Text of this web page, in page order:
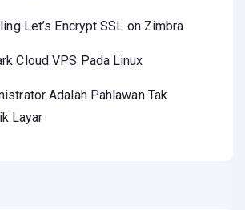
Let’s Encrypt SSL on Zimbra
Cloud VPS Pada Linux
Adalah Pahlawan Tak
Layar